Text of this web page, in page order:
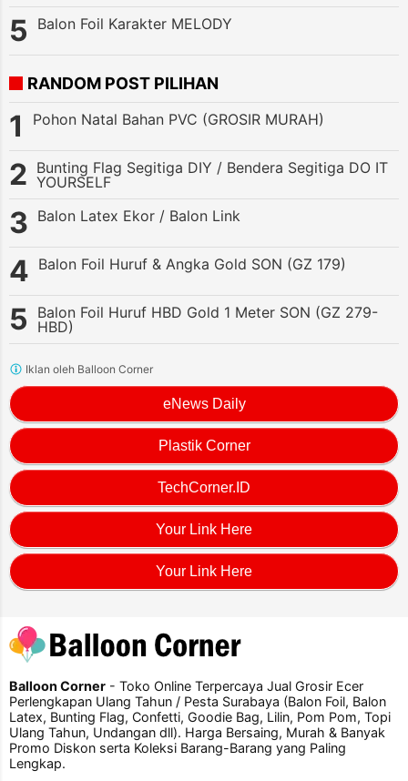
Balon Foil Karakter MELODY
RANDOM POST PILIHAN
Pohon Natal Bahan PVC (GROSIR MURAH)
Bunting Flag Segitiga DIY / Bendera Segitiga DO IT
YOURSELF
Balon Latex Ekor / Balon Link
Balon Foil Huruf & Angka Gold SON (GZ 179)
Balon Foil Huruf HBD Gold 1 Meter SON (GZ 279-
HBD)
eNews Daily
Plastik Corner
TechCorner.ID
Your Link Here
Your Link Here
Iklan oleh Balloon Corner
Balloon Corner - Toko Online Terpercaya Jual Grosir Ecer
Perlengkapan Ulang Tahun / Pesta Surabaya (Balon Foil, Balon
Latex, Bunting Flag, Confetti, Goodie Bag, Lilin, Pom Pom, Topi
Ulang Tahun, Undangan dll). Harga Bersaing, Murah & Banyak
Promo Diskon serta Koleksi Barang-Barang yang Paling
Lengkap.